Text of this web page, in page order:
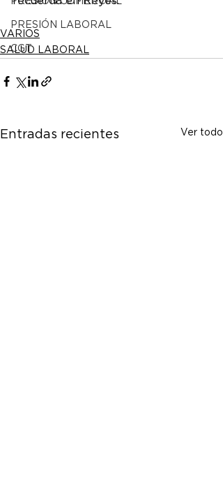
PRESIÓN LABORAL
CGT
VARIOS
SALUD LABORAL
Entradas recientes Ver todo